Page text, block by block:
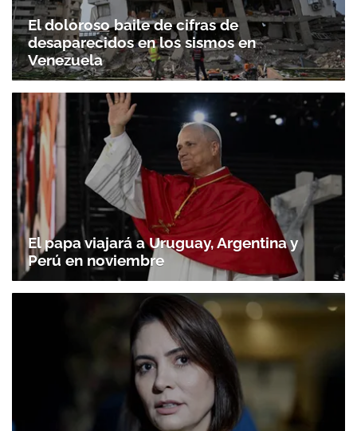
El doloroso baile de cifras de
desaparecidos en los sismos en
Venezuela
El papa viajará a Uruguay, Argentina y
Perú en noviembre